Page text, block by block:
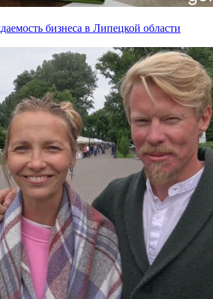
бизнеса в Липецкой области